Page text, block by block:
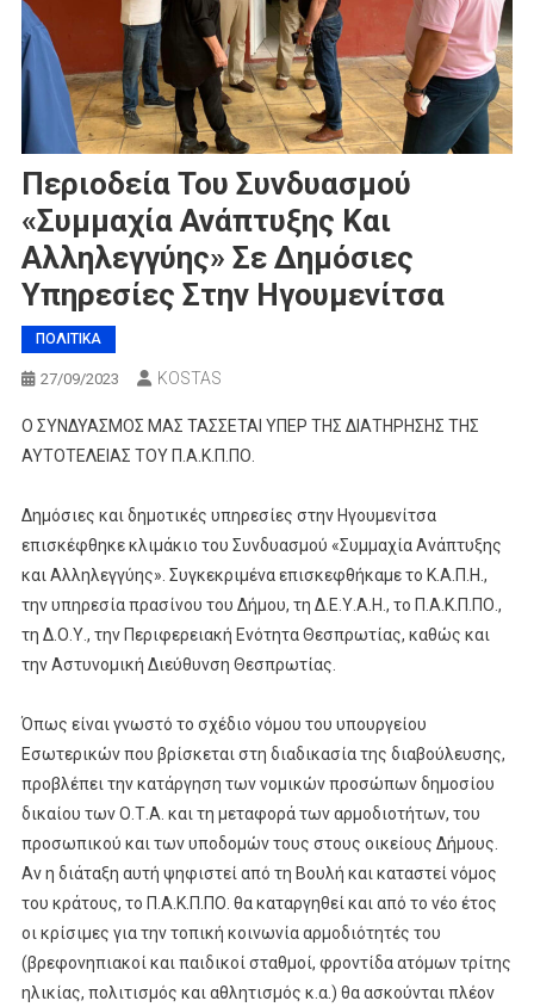
Περιοδεία Του Συνδυασμού
«Συμμαχία Ανάπτυξης Και
Αλληλεγγύης» Σε Δημόσιες
Υπηρεσίες Στην Ηγουμενίτσα
ΠΟΛΙΤΙΚΑ
27/09/2023 KOSTAS
Ο ΣΥΝΔΥΑΣΜΟΣ ΜΑΣ ΤΑΣΣΕΤΑΙ ΥΠΕΡ ΤΗΣ ΔΙΑΤΗΡΗΣΗΣ ΤΗΣ
ΑΥΤΟΤΕΛΕΙΑΣ ΤΟΥ Π.Α.Κ.Π.ΠΟ.
Δημόσιες και δημοτικές υπηρεσίες στην Ηγουμενίτσα
επισκέφθηκε κλιμάκιο του Συνδυασμού «Συμμαχία Ανάπτυξης
και Αλληλεγγύης». Συγκεκριμένα επισκεφθήκαμε το Κ.Α.Π.Η.,
την υπηρεσία πρασίνου του Δήμου, τη Δ.Ε.Υ.Α.Η., το Π.Α.Κ.Π.ΠΟ.,
τη Δ.Ο.Υ., την Περιφερειακή Ενότητα Θεσπρωτίας, καθώς και
την Αστυνομική Διεύθυνση Θεσπρωτίας.
Όπως είναι γνωστό το σχέδιο νόμου του υπουργείου
Εσωτερικών που βρίσκεται στη διαδικασία της διαβούλευσης,
προβλέπει την κατάργηση των νομικών προσώπων δημοσίου
δικαίου των Ο.Τ.Α. και τη μεταφορά των αρμοδιοτήτων, του
προσωπικού και των υποδομών τους στους οικείους Δήμους.
Αν η διάταξη αυτή ψηφιστεί από τη Βουλή και καταστεί νόμος
του κράτους, το Π.Α.Κ.Π.ΠΟ. θα καταργηθεί και από το νέο έτος
οι κρίσιμες για την τοπική κοινωνία αρμοδιότητές του
(βρεφονηπιακοί και παιδικοί σταθμοί, φροντίδα ατόμων τρίτης
ηλικίας, πολιτισμός και αθλητισμός κ.α.) θα ασκούνται πλέον